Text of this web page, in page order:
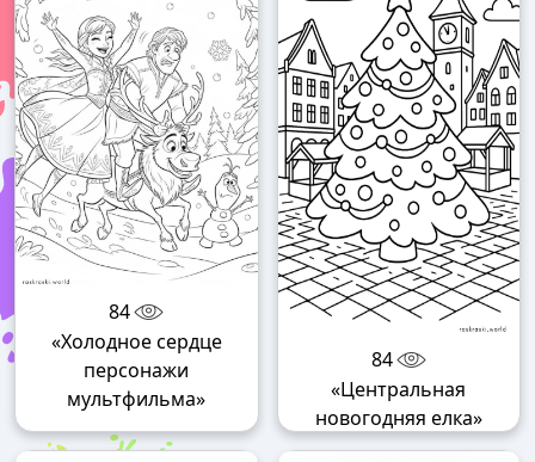
84
«Холодное сердце
персонажи
мультфильма»
84
«Центральная
новогодняя елка»